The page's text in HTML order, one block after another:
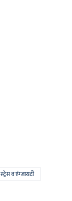
व एंग्जायटी